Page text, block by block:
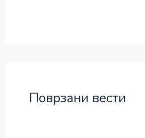
Поврзани вести